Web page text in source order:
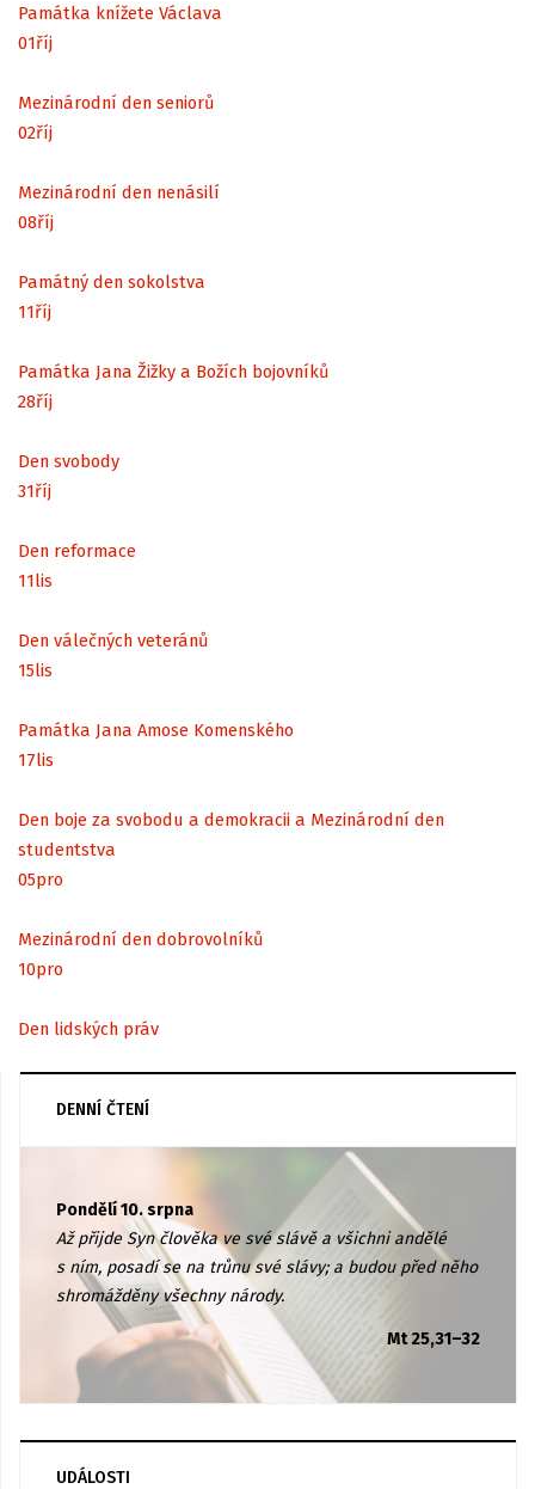
Památka knížete Václava
01říj
Mezinárodní den seniorů
02říj
Mezinárodní den nenásilí
08říj
Památný den sokolstva
11říj
Památka Jana Žižky a Božích bojovníků
28říj
Den svobody
31říj
Den reformace
11lis
Den válečných veteránů
15lis
Památka Jana Amose Komenského
17lis
Den boje za svobodu a demokracii a Mezinárodní den
studentstva
05pro
Mezinárodní den dobrovolníků
10pro
Den lidských práv
DENNÍ ČTENÍ
Pondělí 10. srpna
Až přijde Syn člověka ve své slávě a všichni andělé
s ním, posadí se na trůnu své slávy; a budou před něho
shromážděny všechny národy.
Mt 25,31–32
UDÁLOSTI